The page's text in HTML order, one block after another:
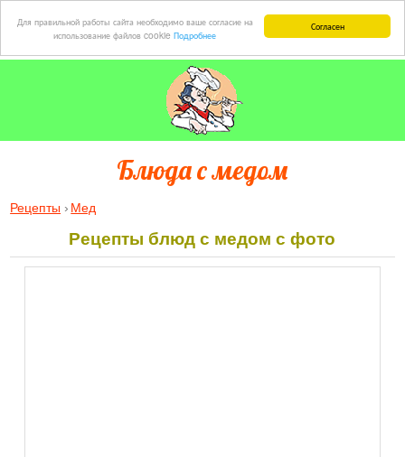
Согласен
Для правильной работы сайта необходимо ваше согласие на
использование файлов cookie Подробнее
Блюда с медом
Рецепты Мед
Рецепты блюд с медом с фото